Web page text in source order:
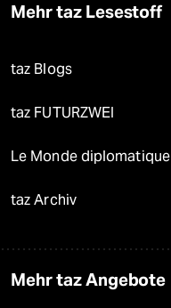
Mehr taz Lesestoff
taz Blogs
taz FUTURZWEI
Le Monde diplomatique
taz Archiv
Mehr taz Angebote